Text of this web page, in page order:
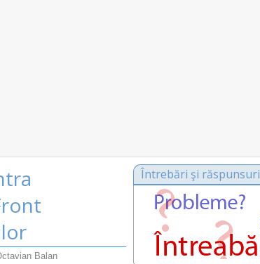
Balan
Întrebări şi răspunsuri